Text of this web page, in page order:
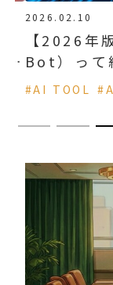
2026.02.10
【2026年
Bot）って
エンジニア
#AI TOOL #AI